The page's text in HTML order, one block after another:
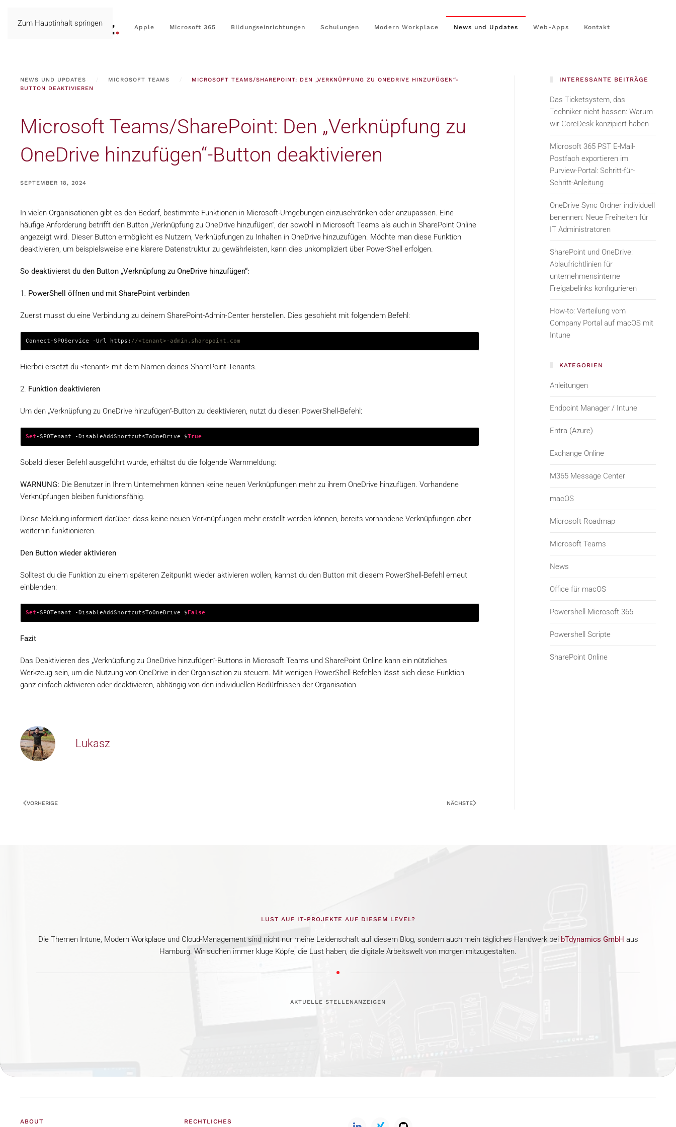
Zum Hauptinhalt springen Apple Microsoft 365 Bildungseinrichtungen Schulungen Modern Workplace News und Updates Web-Apps Kontakt
NEWS UND UPDATES MICROSOFT TEAMS
MICROSOFT TEAMS/SHAREPOINT: DEN „VERKNÜPFUNG ZU ONEDRIVE HINZUFÜGEN“-
BUTTON DEAKTIVIEREN
Microsoft Teams/SharePoint: Den „Verknüpfung zu
OneDrive hinzufügen“-Button deaktivieren
SEPTEMBER 18, 2024
In vielen Organisationen gibt es den Bedarf, bestimmte Funktionen in Microsoft-Umgebungen einzuschränken oder anzupassen. Eine
häufige Anforderung betrifft den Button „Verknüpfung zu OneDrive hinzufügen“, der sowohl in Microsoft Teams als auch in SharePoint Online
angezeigt wird. Dieser Button ermöglicht es Nutzern, Verknüpfungen zu Inhalten in OneDrive hinzuzufügen. Möchte man diese Funktion
deaktivieren, um beispielsweise eine klarere Datenstruktur zu gewährleisten, kann dies unkompliziert über PowerShell erfolgen.
So deaktivierst du den Button „Verknüpfung zu OneDrive hinzufügen“:
1. PowerShell öffnen und mit SharePoint verbinden
Zuerst musst du eine Verbindung zu deinem SharePoint-Admin-Center herstellen. Dies geschieht mit folgendem Befehl:
Connect-SPOService -Url https: //<tenant>-admin.sharepoint.com
Hierbei ersetzt du <tenant> mit dem Namen deines SharePoint-Tenants.
2. Funktion deaktivieren
Um den „Verknüpfung zu OneDrive hinzufügen“-Button zu deaktivieren, nutzt du diesen PowerShell-Befehl:
Set -SPOTenant -DisableAddShortcutsToOneDrive $True
Sobald dieser Befehl ausgeführt wurde, erhältst du die folgende Warnmeldung:
WARNUNG: Die Benutzer in Ihrem Unternehmen können keine neuen Verknüpfungen mehr zu ihrem OneDrive hinzufügen. Vorhandene
Verknüpfungen bleiben funktionsfähig.
Diese Meldung informiert darüber, dass keine neuen Verknüpfungen mehr erstellt werden können, bereits vorhandene Verknüpfungen aber
weiterhin funktionieren.
Den Button wieder aktivieren
Solltest du die Funktion zu einem späteren Zeitpunkt wieder aktivieren wollen, kannst du den Button mit diesem PowerShell-Befehl erneut
einblenden:
Set -SPOTenant -DisableAddShortcutsToOneDrive $False
Fazit
Das Deaktivieren des „Verknüpfung zu OneDrive hinzufügen“-Buttons in Microsoft Teams und SharePoint Online kann ein nützliches
Werkzeug sein, um die Nutzung von OneDrive in der Organisation zu steuern. Mit wenigen PowerShell-Befehlen lässt sich diese Funktion
ganz einfach aktivieren oder deaktivieren, abhängig von den individuellen Bedürfnissen der Organisation.
Lukasz
VORHERIGE NÄCHSTE
INTERESSANTE BEITRÄGE
Das Ticketsystem, das
Techniker nicht hassen: Warum
wir CoreDesk konzipiert haben
Microsoft 365 PST E-Mail-
Postfach exportieren im
Purview-Portal: Schritt-für-
Schritt-Anleitung
OneDrive Sync Ordner individuell
benennen: Neue Freiheiten für
IT Administratoren
SharePoint und OneDrive:
Ablaufrichtlinien für
unternehmensinterne
Freigabelinks konfigurieren
How-to: Verteilung vom
Company Portal auf macOS mit
Intune
KATEGORIEN
Anleitungen
Endpoint Manager / Intune
Entra (Azure)
Exchange Online
M365 Message Center
macOS
Microsoft Roadmap
Microsoft Teams
News
Office für macOS
Powershell Microsoft 365
Powershell Scripte
SharePoint Online
LUST AUF IT-PROJEKTE AUF DIESEM LEVEL?
Die Themen Intune, Modern Workplace und Cloud-Management sind nicht nur meine Leidenschaft auf diesem Blog, sondern auch mein tägliches Handwerk bei bTdynamics GmbH aus
Hamburg. Wir suchen immer kluge Köpfe, die Lust haben, die digitale Arbeitswelt von morgen mitzugestalten.
AKTUELLE STELLENANZEIGEN
ABOUT RECHTLICHES